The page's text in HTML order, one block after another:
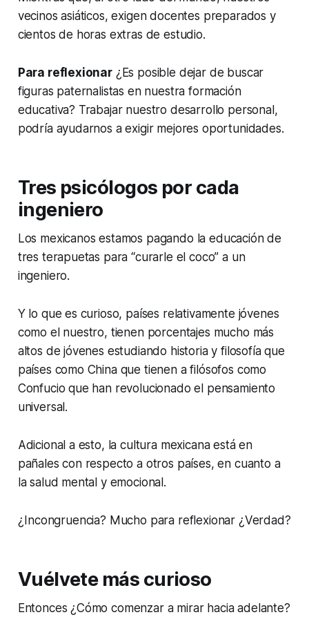
vecinos asiáticos, exigen docentes preparados y
cientos de horas extras de estudio.
Para reflexionar¿Es posible dejar de buscar
figuras paternalistas en nuestra formación
educativa? Trabajar nuestro desarrollo personal,
podría ayudarnos a exigir mejores oportunidades.
Tres psicólogos por cada
ingeniero
Los mexicanos estamos pagando la educación de
tres terapuetas para “curarle el coco” a un
ingeniero.
Y lo que es curioso, países relativamente jóvenes
como el nuestro, tienen porcentajes mucho más
altos de jóvenes estudiando historia y filosofía que
países como China que tienen a filósofos como
Confucio que han revolucionado el pensamiento
universal.
Adicional a esto, la cultura mexicana está en
pañales con respecto a otros países, en cuanto a
la salud mental y emocional.
¿Incongruencia? Mucho para reflexionar ¿Verdad?
Vuélvete más curioso
Entonces ¿Cómo comenzar a mirar hacia adelante?